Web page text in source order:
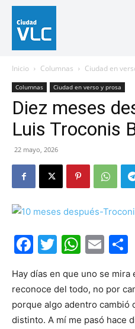
Inicio Columnas Ciudad en
Columnas Ciudad en verso y prosa
Diez meses
Luis Troconis
22 mayo, 2026
Facebook
Twitter
Hay días en que uno se mira
reconoce del todo, no por
porque algo adentro cambió
distinto. A mí me pasó hace